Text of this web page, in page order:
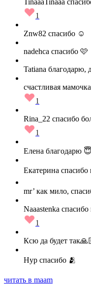
TinaaaTinaaa
1
Znw82 спасибо ☺️
nadehca спасибо 🩷
Tatiana благодарю,
счастливая
1
Rina_22 спасибо
1
Елена благодарю 😇
Екатерина
mr’ как мило,
Naaastenka
1
Ксю да будет
Нур спасибо 🫂
читать в maam